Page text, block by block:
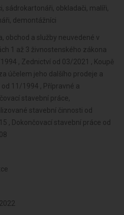
sádrokartonáři, obkladači, malíři,
demontážníci
obchod a služby neuvedené v
1 až 3 živnostenského zákona
, Zednictví od 03/2021 , Koupě
účelem jeho dalšího prodeje a
od 11/1994 , Přípravné a
stavební práce,
stavební činnosti od
, Dokončovací stavební práce od